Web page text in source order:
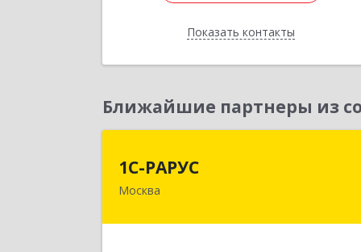
Показать контакты
Назад
Ближайшие партнеры из
1С-РАРУС
Москва127434, Москва г, Дмитровское ш,